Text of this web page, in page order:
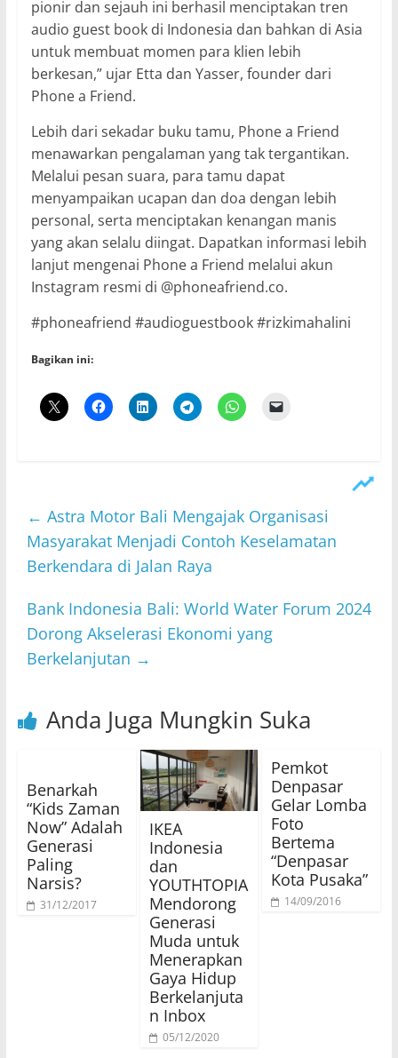
pionir dan sejauh ini berhasil menciptakan tren
audio guest book di Indonesia dan bahkan di Asia
untuk membuat momen para klien lebih
berkesan,” ujar Etta dan Yasser, founder dari
Phone a Friend.
Lebih dari sekadar buku tamu, Phone a Friend
menawarkan pengalaman yang tak tergantikan.
Melalui pesan suara, para tamu dapat
menyampaikan ucapan dan doa dengan lebih
personal, serta menciptakan kenangan manis
yang akan selalu diingat. Dapatkan informasi lebih
lanjut mengenai Phone a Friend melalui akun
Instagram resmi di @phoneafriend.co.
#phoneafriend #audioguestbook #rizkimahalini
Bagikan ini:
← Astra Motor Bali Mengajak Organisasi
Masyarakat Menjadi Contoh Keselamatan
Berkendara di Jalan Raya
Bank Indonesia Bali: World Water Forum 2024
Dorong Akselerasi Ekonomi yang
Berkelanjutan →
Anda Juga Mungkin Suka
Benarkah
“Kids Zaman
Now” Adalah
Generasi
Paling
Narsis?
31/12/2017
IKEA
Indonesia
dan
YOUTHTOPIA
Mendorong
Generasi
Muda untuk
Menerapkan
Gaya Hidup
Berkelanjuta
n Inbox
05/12/2020
Pemkot
Denpasar
Gelar Lomba
Foto
Bertema
“Denpasar
Kota Pusaka”
14/09/2016